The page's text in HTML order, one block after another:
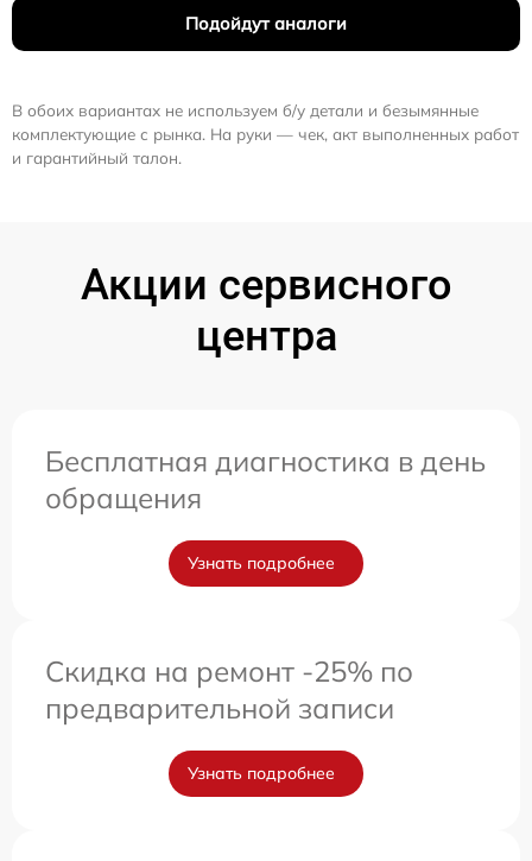
Подойдут аналоги
В обоих вариантах не используем б/у детали и безымянные
комплектующие с рынка. На руки — чек, акт выполненных работ
и гарантийный талон.
Акции сервисного
центра
Бесплатная диагностика в день
обращения
Узнать подробнее
Скидка на ремонт -25% по
предварительной записи
Узнать подробнее